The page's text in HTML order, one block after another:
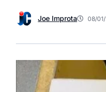
Joe Improta 08/